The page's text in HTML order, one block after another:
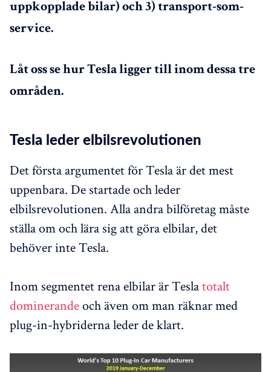
uppkopplade bilar) och 3) transport-som-
service.
Låt oss se hur Tesla ligger till inom dessa tre
områden.
Tesla leder elbilsrevolutionen
Det första argumentet för Tesla är det mest
uppenbara. De startade och leder
elbilsrevolutionen. Alla andra bilföretag måste
ställa om och lära sig att göra elbilar, det
behöver inte Tesla.
Inom segmentet rena elbilar är Teslatotalt
dominerandeoch även om man räknar med
plug-in-hybriderna leder de klart.